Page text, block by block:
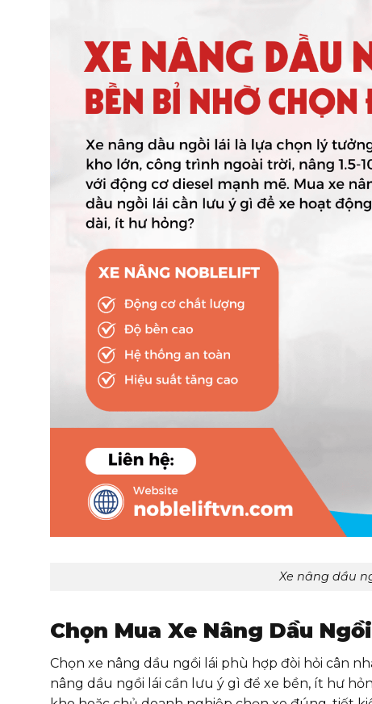
Xe nâng dầu
Chọn Mua Xe Nâng Dầu
Chọn xe nâng dầu ngồi lái phù hợp đòi hỏi cân
nâng dầu ngồi lái cần lưu ý gì để xe bền, ít hư